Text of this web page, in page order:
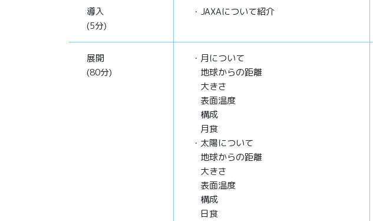
導入
(5分)
・JAXAについて紹介
展開
(80分)
・月について
地球からの距離
大きさ
表面温度
構成
月食
・太陽について
地球からの距離
大きさ
表面温度
構成
日食